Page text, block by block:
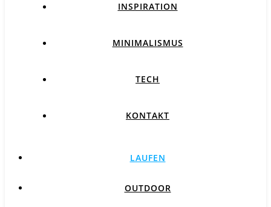
INSPIRATION
MINIMALISMUS
TECH
KONTAKT
LAUFEN
OUTDOOR